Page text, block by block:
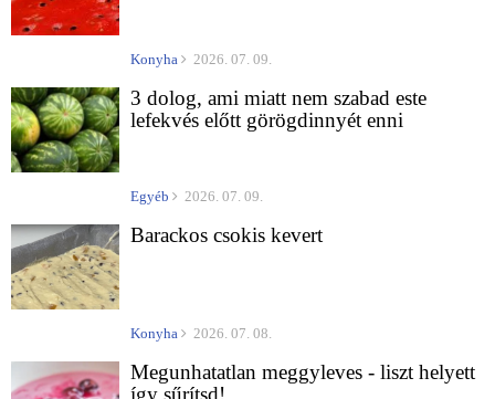
Konyha 2026. 07. 09.
3 dolog, ami miatt nem szabad este
lefekvés előtt görögdinnyét enni
Egyéb 2026. 07. 09.
Barackos csokis kevert
Konyha 2026. 07. 08.
Megunhatatlan meggyleves - liszt helyett
így sűrítsd!